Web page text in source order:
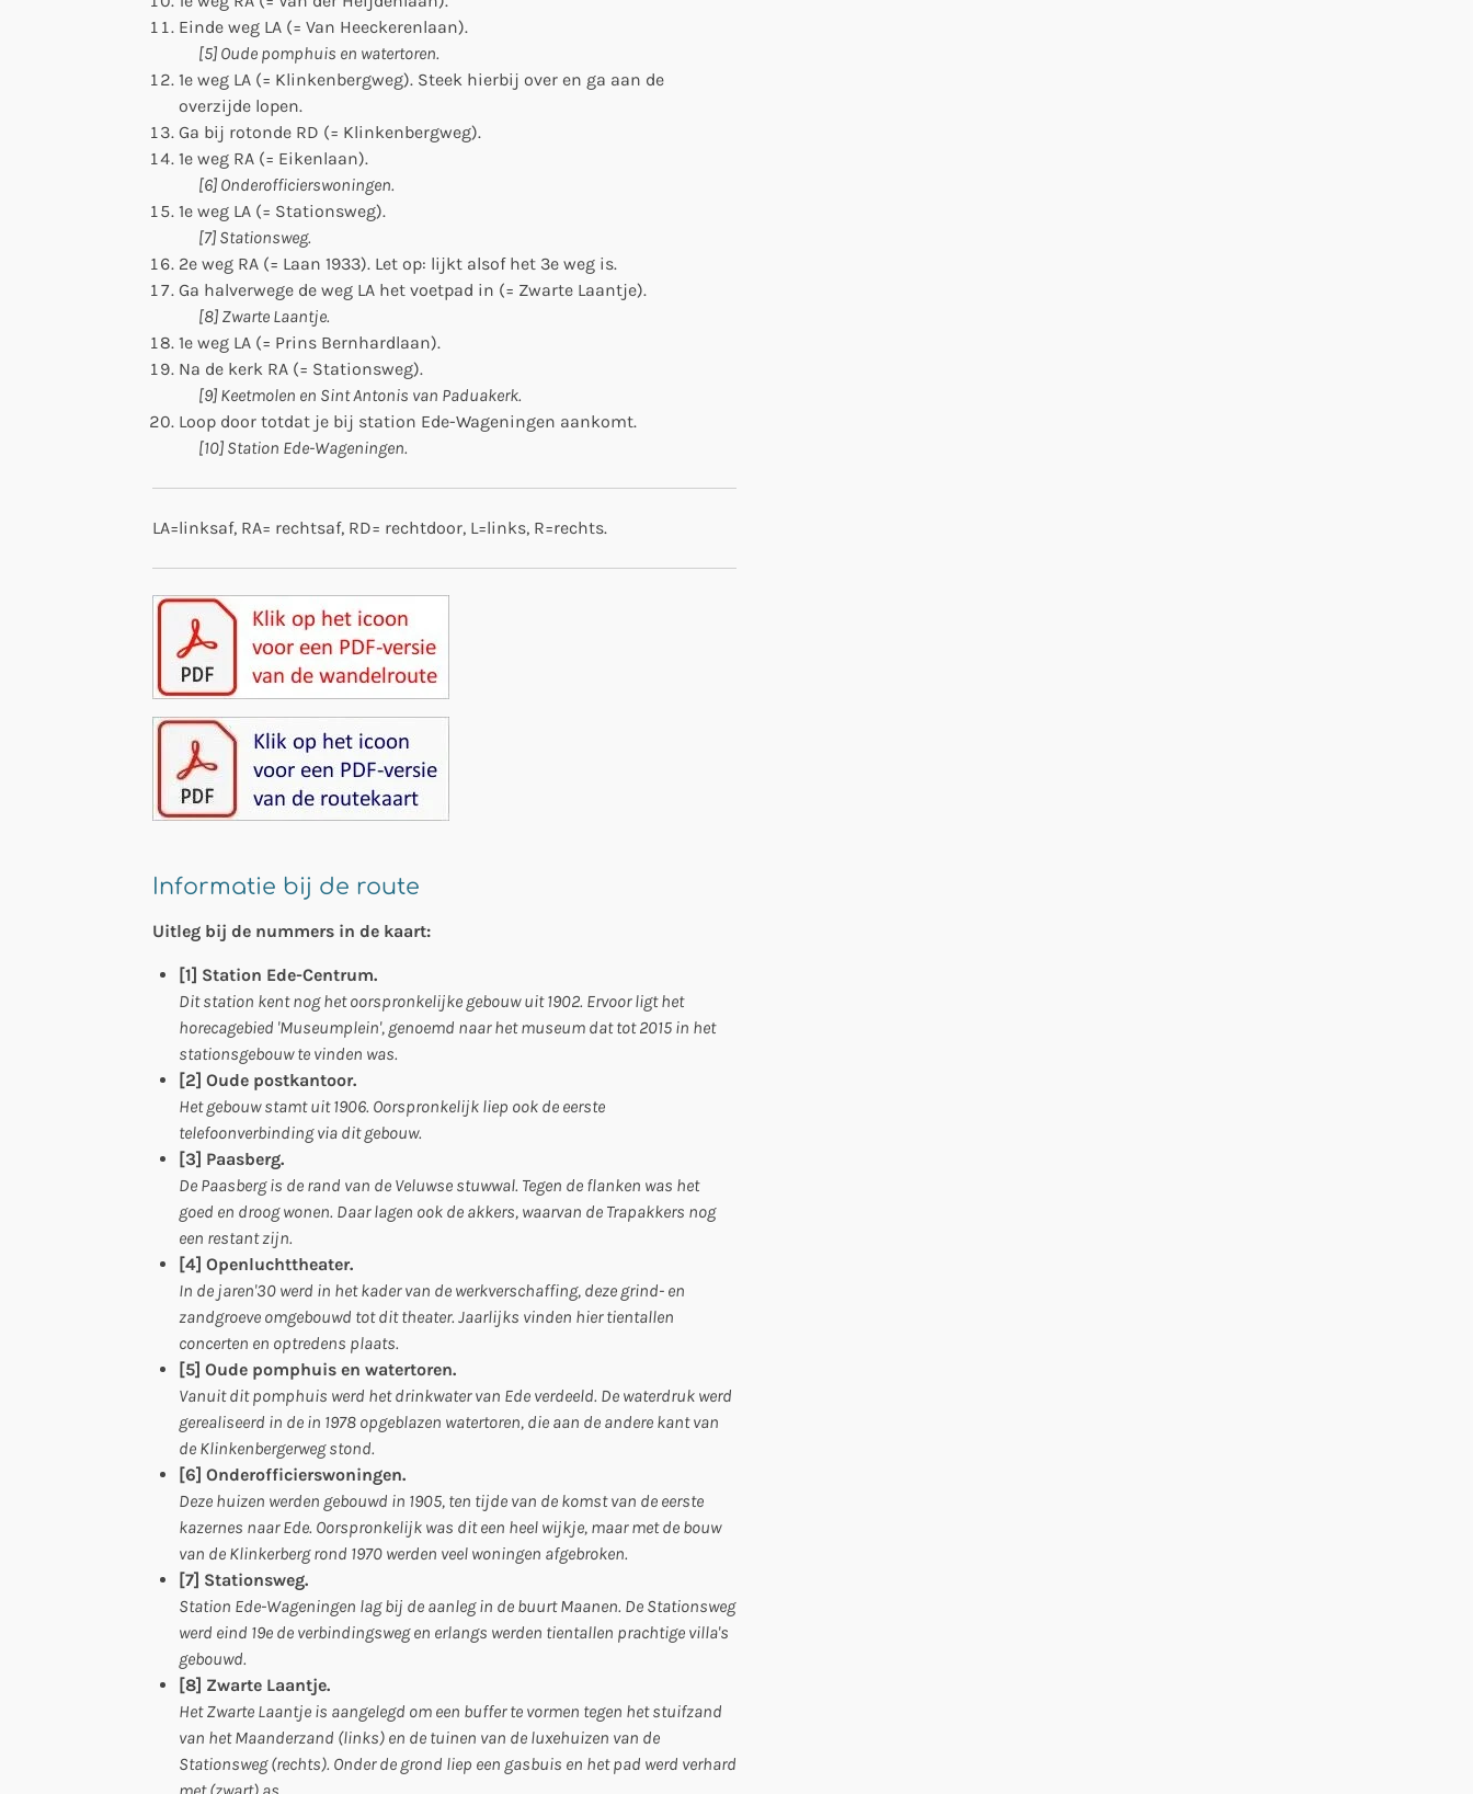
Einde weg LA (= Van Heeckerenlaan).
[5] Oude pomphuis en watertoren.
1e weg LA (= Klinkenbergweg). Steek hierbij over en ga aan de
overzijde lopen.
Ga bij rotonde RD (= Klinkenbergweg).
1e weg RA (= Eikenlaan).
[6] Onderofficierswoningen.
1e weg LA (= Stationsweg).
[7] Stationsweg.
2e weg RA (= Laan 1933). Let op: lijkt alsof het 3e weg is.
Ga halverwege de weg LA het voetpad in (= Zwarte Laantje).
[8] Zwarte Laantje.
1e weg LA (= Prins Bernhardlaan).
Na de kerk RA (= Stationsweg).
[9] Keetmolen en Sint Antonis van Paduakerk.
Loop door totdat je bij station Ede-Wageningen aankomt.
[10] Station Ede-Wageningen.
LA=linksaf, RA= rechtsaf, RD= rechtdoor, L=links, R=rechts.
Informatie bij de route
Uitleg bij de nummers in de kaart:
[1] Station Ede-Centrum.
Dit station kent nog het oorspronkelijke gebouw uit 1902. Ervoor ligt het
horecagebied 'Museumplein', genoemd naar het museum dat tot 2015 in het
stationsgebouw te vinden was.
[2] Oude postkantoor.
Het gebouw stamt uit 1906. Oorspronkelijk liep ook de eerste
telefoonverbinding via dit gebouw.
[3] Paasberg.
De Paasberg is de rand van de Veluwse stuwwal. Tegen de flanken was het
goed en droog wonen. Daar lagen ook de akkers, waarvan de Trapakkers nog
een restant zijn.
[4] Openluchttheater.
In de jaren'30 werd in het kader van de werkverschaffing, deze grind- en
zandgroeve omgebouwd tot dit theater. Jaarlijks vinden hier tientallen
concerten en optredens plaats.
[5] Oude pomphuis en watertoren.
Vanuit dit pomphuis werd het drinkwater van Ede verdeeld. De waterdruk werd
gerealiseerd in de in 1978 opgeblazen watertoren, die aan de andere kant van
de Klinkenbergerweg stond.
[6] Onderofficierswoningen.
Deze huizen werden gebouwd in 1905, ten tijde van de komst van de eerste
kazernes naar Ede. Oorspronkelijk was dit een heel wijkje, maar met de bouw
van de Klinkerberg rond 1970 werden veel woningen afgebroken.
[7] Stationsweg.
Station Ede-Wageningen lag bij de aanleg in de buurt Maanen. De Stationsweg
werd eind 19e de verbindingsweg en erlangs werden tientallen prachtige villa's
gebouwd.
[8] Zwarte Laantje.
Het Zwarte Laantje is aangelegd om een buffer te vormen tegen het stuifzand
van het Maanderzand (links) en de tuinen van de luxehuizen van de
Stationsweg (rechts). Onder de grond liep een gasbuis en het pad werd verhard